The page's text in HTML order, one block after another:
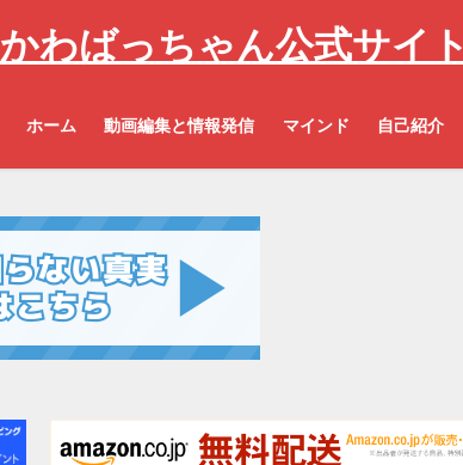
かわばっちゃん公式サイト
ホーム 動画編集と情報発信 マインド 自己紹介